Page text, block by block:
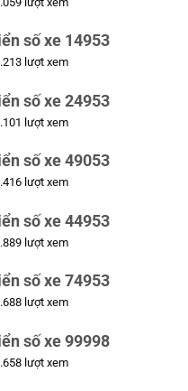
số xe 14953
lượt xem
số xe 24953
lượt xem
số xe 49053
lượt xem
số xe 44953
lượt xem
số xe 74953
lượt xem
số xe 99998
lượt xem